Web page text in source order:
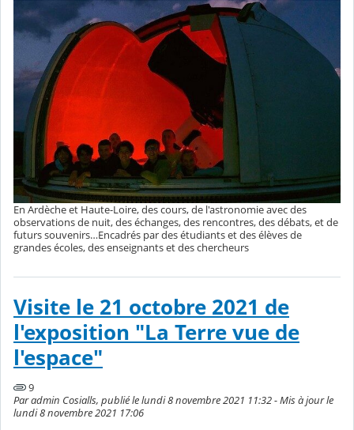
En Ardèche et Haute-Loire, des cours, de l'astronomie avec des
observations de nuit, des échanges, des rencontres, des débats, et de
futurs souvenirs…​Encadrés par des étudiants et des élèves de
grandes écoles, des enseignants et des chercheurs
Visite le 21 octobre 2021 de
l'exposition "La Terre vue de
l'espace"
9
Par admin Cosialls, publié le lundi 8 novembre 2021 11:32 - Mis à jour le
lundi 8 novembre 2021 17:06